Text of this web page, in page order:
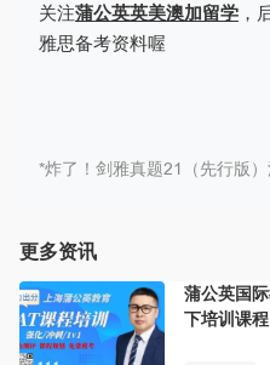
关注蒲公英英美澳加留学 ，
雅思备考资料喔
*炸了！剑雅真题21（先行版
更多资讯
蒲公英国
下培训课程